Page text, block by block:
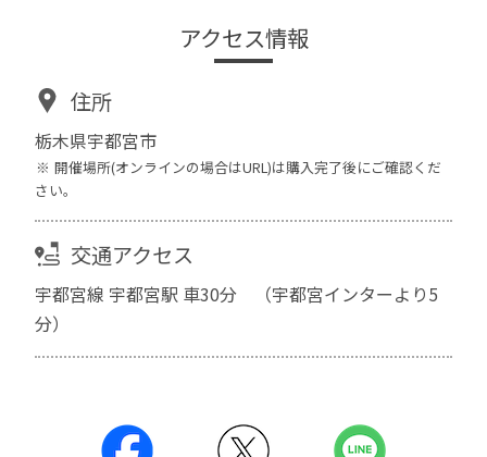
アクセス情報
住所
栃木県宇都宮市
開催場所(オンラインの場合はURL)は購入完了後にご確認くだ
さい。
交通アクセス
宇都宮線 宇都宮駅 車30分 （宇都宮インターより5
分）